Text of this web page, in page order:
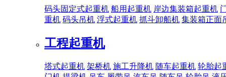
码头固定式起重机 船用起重机 岸边集装箱起重机
重机 码头吊机 浮式起重机 抓斗卸船机 集装箱正面
工程起重机
塔式起重机 架桥机 施工升降机 随车起重机 轮胎起